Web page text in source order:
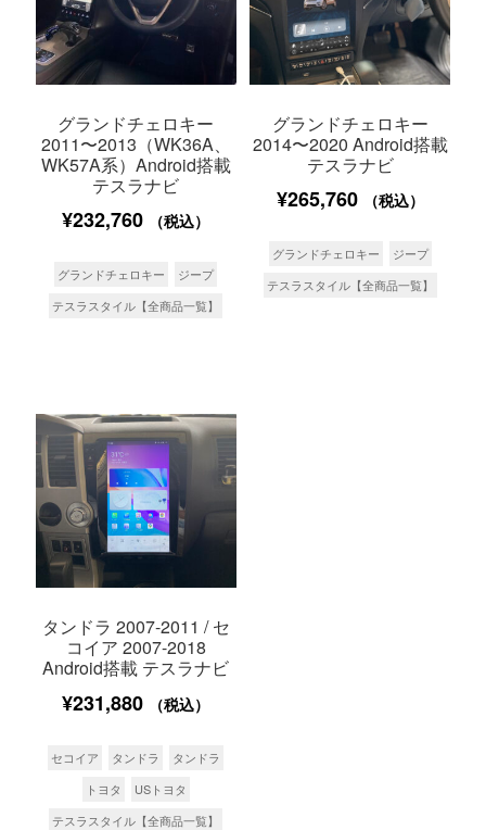
グランドチェロキー
2011〜2013（WK36A、
WK57A系）Android搭載
テスラナビ
¥232,760 （税込）
グランドチェロキー
ジープ
テスラスタイル【全商品一覧】
グランドチェロキー
2014〜2020 Android搭載
テスラナビ
¥265,760 （税込）
グランドチェロキー
ジープ
テスラスタイル【全商品一覧】
タンドラ 2007-2011 / セ
コイア 2007-2018
Android搭載 テスラナビ
¥231,880 （税込）
セコイア タンドラ
タンドラ
トヨタ
USトヨタ
テスラスタイル【全商品一覧】